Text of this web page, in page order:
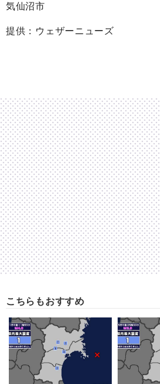
気仙沼市
提供：ウェザーニューズ
こちらもおすすめ